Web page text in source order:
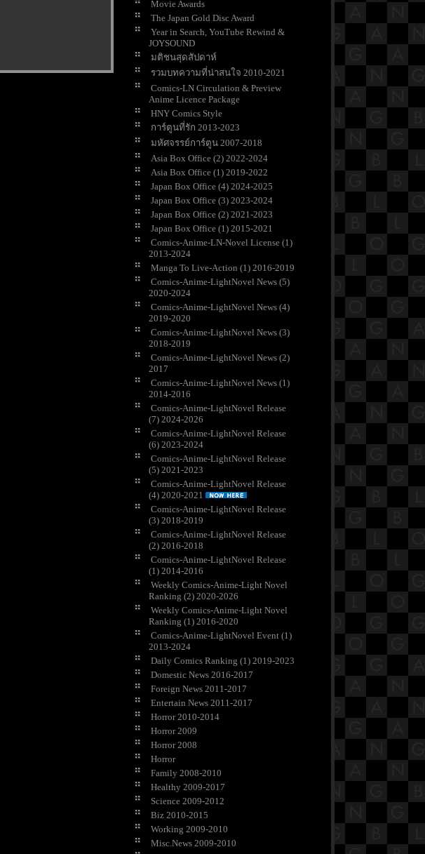
Movie Awards
The Japan Gold Disc Award
Year in Search, YouTube Rewind &
JOYSOUND
มติชนสุดสัปดาห์
รวมบทความที่น่าสนใจ 2010-2021
Comics-LN Circulation & Preview
Anime Licence Package
HNY Comics Style
การ์ตูนที่รัก 2013-2023
มหัศจรรย์การ์ตูน 2007-2018
Asia Box Office (2) 2022-2024
Asia Box Office (1) 2019-2022
Japan Box Office (4) 2024-2025
Japan Box Office (3) 2023-2024
Japan Box Office (2) 2021-2023
Japan Box Office (1) 2015-2021
Comics-Anime-LN-Novel License (1)
2013-2024
Manga To Live-Action (1) 2016-2019
Comics-Anime-LightNovel News (5)
2020-2024
Comics-Anime-LightNovel News (4)
2019-2020
Comics-Anime-LightNovel News (3)
2018-2019
Comics-Anime-LightNovel News (2)
2017
Comics-Anime-LightNovel News (1)
2014-2016
Comics-Anime-LightNovel Release
(7) 2024-2026
Comics-Anime-LightNovel Release
(6) 2023-2024
Comics-Anime-LightNovel Release
(5) 2021-2023
Comics-Anime-LightNovel Release
(4) 2020-2021
Comics-Anime-LightNovel Release
(3) 2018-2019
Comics-Anime-LightNovel Release
(2) 2016-2018
Comics-Anime-LightNovel Release
(1) 2014-2016
Weekly Comics-Anime-Light Novel
Ranking (2) 2020-2026
Weekly Comics-Anime-Light Novel
Ranking (1) 2016-2020
Comics-Anime-LightNovel Event (1)
2013-2024
Daily Comics Ranking (1) 2019-2023
Domestic News 2016-2017
Foreign News 2011-2017
Entertain News 2011-2017
Horror 2010-2014
Horror 2009
Horror 2008
Horror
Family 2008-2010
Healthy 2009-2017
Science 2009-2012
Biz 2010-2015
Working 2009-2010
Misc.News 2009-2010